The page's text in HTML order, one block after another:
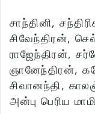
சாந்தினி,
சிவேந்திரன்,
ராஜேந்திரன்,
ஞானேந்திரன்,
சிவானந்தி,
அன்பு பெரிய